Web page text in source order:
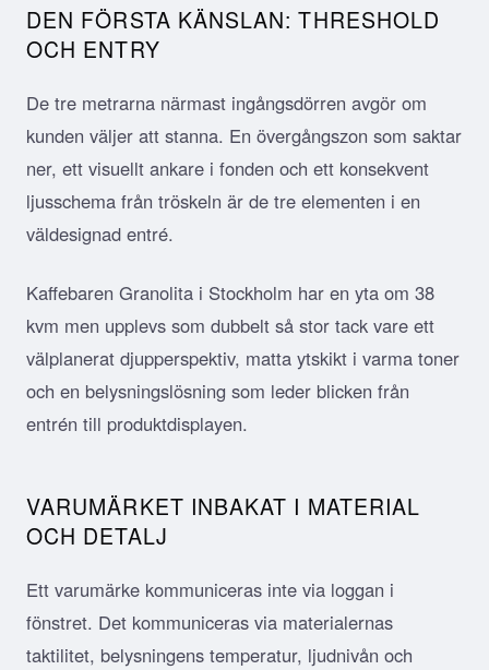
DEN FÖRSTA KÄNSLAN: THRESHOLD
OCH ENTRY
De tre metrarna närmast ingångsdörren avgör om
kunden väljer att stanna. En övergångszon som saktar
ner, ett visuellt ankare i fonden och ett konsekvent
ljusschema från tröskeln är de tre elementen i en
väldesignad entré.
Kaffebaren Granolita i Stockholm har en yta om 38
kvm men upplevs som dubbelt så stor tack vare ett
välplanerat djupperspektiv, matta ytskikt i varma toner
och en belysningslösning som leder blicken från
entrén till produktdisplayen.
VARUMÄRKET INBAKAT I MATERIAL
OCH DETALJ
Ett varumärke kommuniceras inte via loggan i
fönstret. Det kommuniceras via materialernas
taktilitet, belysningens temperatur, ljudnivån och